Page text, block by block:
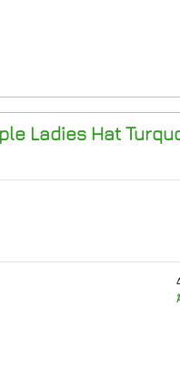
Ladies Hat